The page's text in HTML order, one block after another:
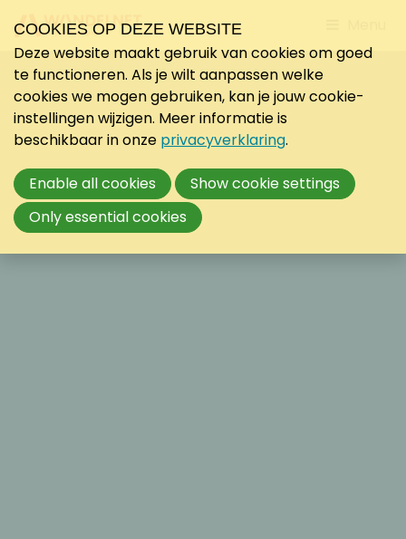
to
COOKIES OP DEZE WEBSITE
Deze website maakt gebruik van cookies om goed
te functioneren. Als je wilt aanpassen welke
cookies we mogen gebruiken, kan je jouw cookie-
instellingen wijzigen. Meer informatie is
beschikbaar in onze privacyverklaring.
Enable all cookies
Show cookie settings
Only essential cookies